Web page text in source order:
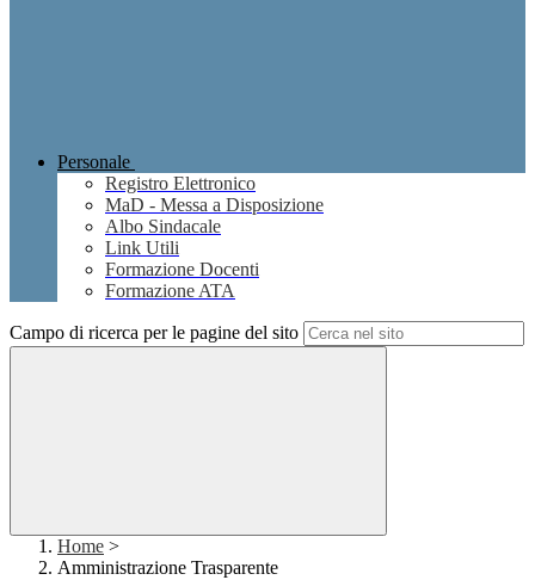
Personale
Registro Elettronico
MaD - Messa a Disposizione
Albo Sindacale
Link Utili
Formazione Docenti
Formazione ATA
Campo di ricerca per le pagine del sito
Home >
Amministrazione Trasparente